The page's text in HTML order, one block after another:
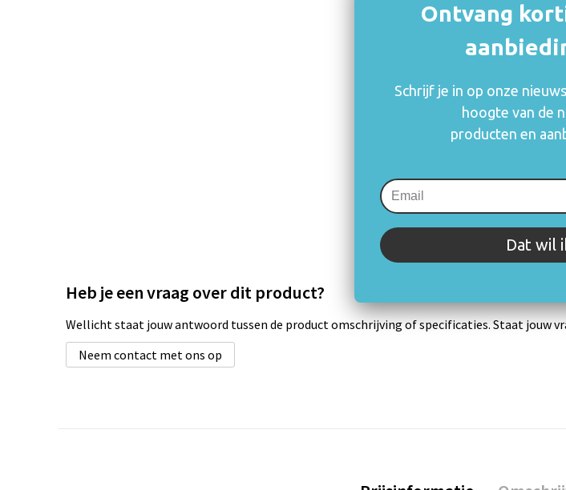
Heb je een vraag over dit product?
Wellicht staat jouw antwoord tussen de product omschrijving of specificaties. Staat jouw
Neem contact met ons op
Ontvang
Schrijf je in op onze
hoogte van de
producten en
Dat wil